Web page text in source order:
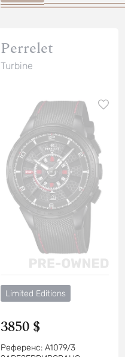
Perrelet
Turbine
Limited Editions
3850 $
Референс: A1079/3